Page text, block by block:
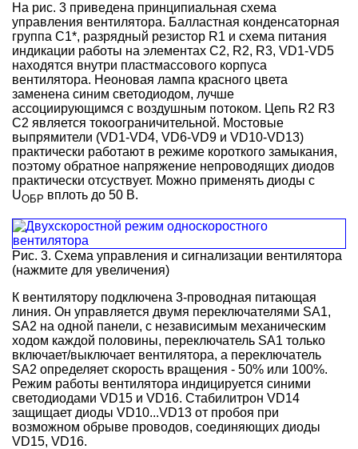
На рис. 3 приведена принципиальная схема
управления вентилятора. Балластная конденсаторная
группа C1*, разрядный резистор R1 и схема питания
индикации работы на элементах C2, R2, R3, VD1-VD5
находятся внутри пластмассового корпуса
вентилятора. Неоновая лампа красного цвета
заменена синим светодиодом, лучше
ассоциирующимся с воздушным потоком. Цепь R2 R3
C2 является токоограничительной. Мостовые
выпрямители (VD1-VD4, VD6-VD9 и VD10-VD13)
практически работают в режиме короткого замыкания,
поэтому обратное напряжение непроводящих диодов
практически отсуствует. Можно применять диоды с
UОБР вплоть до 50 В.
Рис. 3. Схема управления и сигнализации вентилятора
(нажмите для увеличения)
К вентилятору подключена 3-проводная питающая
линия. Он управляется двумя переключателями SA1,
SA2 на одной панели, с независимым механическим
ходом каждой половины, переключатель SA1 только
включает/выключает вентилятора, а переключатель
SA2 определяет скорость вращения - 50% или 100%.
Режим работы вентилятора индицируется синими
светодиодами VD15 и VD16. Стабилитрон VD14
защищает диоды VD10...VD13 от пробоя при
возможном обрыве проводов, соединяющих диоды
VD15, VD16.